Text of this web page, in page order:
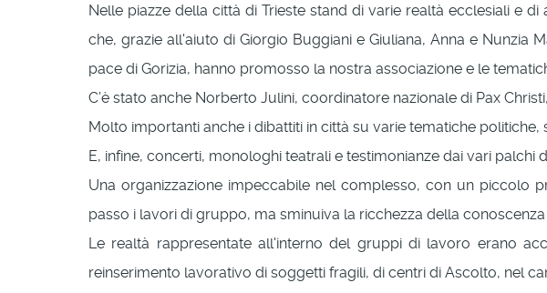
Nelle piazze della città di Trieste stand di varie realtà ecclesiali e
che, grazie all'aiuto di Giorgio Buggiani e Giuliana, Anna e
pace di Gorizia, hanno promosso la nostra associazione e le
C’è stato anche Norberto Julini, coordinatore nazionale di Pax
Molto importanti anche i dibattiti in città su varie tematiche politiche,
E, infine, concerti, monologhi teatrali e testimonianze dai vari palchi
Una organizzazione impeccabile nel complesso, con un piccolo
passo i lavori di gruppo, ma sminuiva la ricchezza della
Le realtà rappresentate all'interno del gruppi di lavoro erano
reinserimento lavorativo di soggetti fragili, di centri di Ascolto, nel